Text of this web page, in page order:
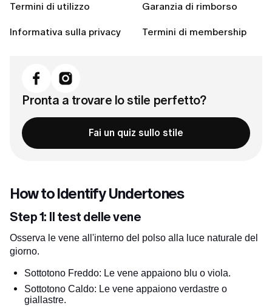
Termini di utilizzo Garanzia di rimborso
Informativa sulla privacy Termini di membership
How to Identify Undertones
Step 1: Il test delle vene
Osserva le vene all'interno del polso alla luce naturale del
giorno.
Sottotono Freddo: Le vene appaiono blu o viola.
Sottotono Caldo: Le vene appaiono verdastre o
giallastre.
Le categorie d'incarnato più comuni
Pronta a trovare lo stile perfetto?
Fai un quiz sullo stile